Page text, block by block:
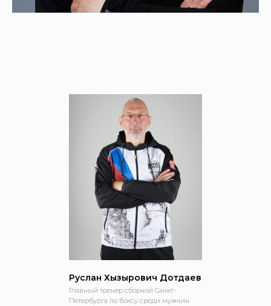
Руслан Хызырович Дотдаев
Главный тренер сборной Санкт-
Петербурга по боксу среди мужчин